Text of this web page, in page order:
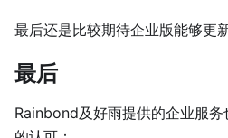
最后还是比较期待企业版能够更
最后
Rainbond及好雨提供的企业服务